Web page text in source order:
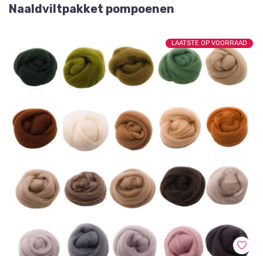
Naaldviltpakket pompoenen
LAATSTE OP VOORRAAD